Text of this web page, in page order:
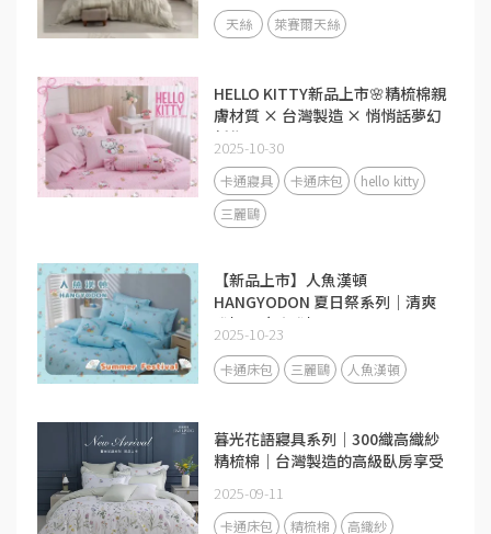
天絲 萊賽爾天絲
HELLO KITTY新品上市🌸精梳棉親
膚材質 × 台灣製造 × 悄悄話夢幻
新作
2025-10-30
卡通寢具 卡通床包
hello kitty
三麗鷗
【新品上市】人魚漢頓
HANGYODON 夏日祭系列｜清爽
登場，療癒登場！
2025-10-23
卡通床包 三麗鷗 人魚漢頓
暮光花語寢具系列｜300織高織紗
精梳棉｜台灣製造的高級臥房享受
2025-09-11
卡通床包 精梳棉
高織紗